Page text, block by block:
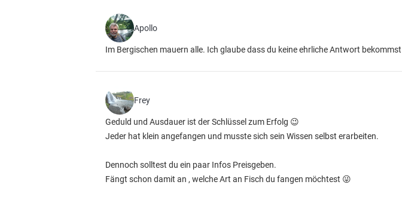
Apollo
Im Bergischen mauern alle. Ich glaube dass du keine ehrliche Antwort
Frey
Geduld und Ausdauer ist der Schlüssel zum Erfolg 😉
Jeder hat klein angefangen und musste sich sein Wissen selbst erarbeiten.
Dennoch solltest du ein paar Infos Preisgeben.
Fängt schon damit an , welche Art an Fisch du fangen möchtest 😜